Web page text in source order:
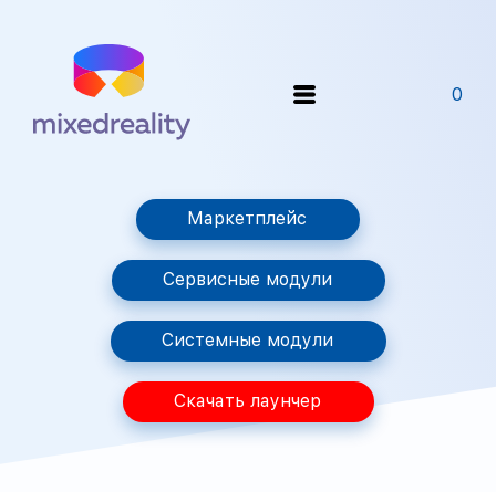
0
Маркетплейс
Сервисные модули
Системные модули
Скачать лаунчер